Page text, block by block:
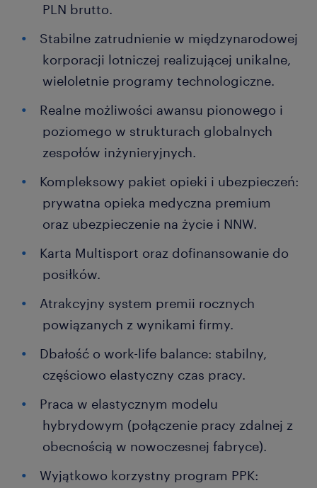
PLN brutto.
Stabilne zatrudnienie w międzynarodowej
korporacji lotniczej realizującej unikalne,
wieloletnie programy technologiczne.
Realne możliwości awansu pionowego i
poziomego w strukturach globalnych
zespołów inżynieryjnych.
Kompleksowy pakiet opieki i ubezpieczeń:
prywatna opieka medyczna premium
oraz ubezpieczenie na życie i NNW.
Karta Multisport oraz dofinansowanie do
posiłków.
Atrakcyjny system premii rocznych
powiązanych z wynikami firmy.
Dbałość o work-life balance: stabilny,
częściowo elastyczny czas pracy.
Praca w elastycznym modelu
hybrydowym (połączenie pracy zdalnej z
obecnością w nowoczesnej fabryce).
Wyjątkowo korzystny program PPK: